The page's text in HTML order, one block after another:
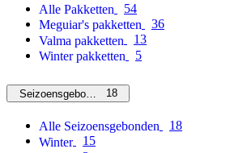
Alle Pakketten
54
Meguiar's pakketten
36
Valma pakketten
13
Winter pakketten
5
Seizoensgebonden18
Alle Seizoensgebonden
18
Winter
15